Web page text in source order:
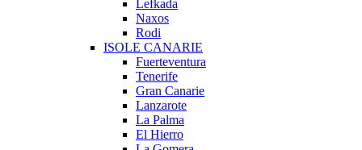
Lefkada
Naxos
Rodi
ISOLE CANARIE
Fuerteventura
Tenerife
Gran Canarie
Lanzarote
La Palma
El Hierro